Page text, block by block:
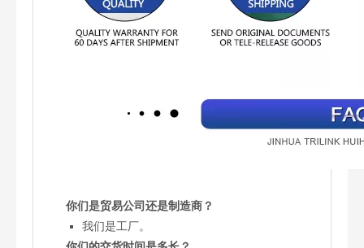
你们是贸易公司还是制造商？
我们是工厂。